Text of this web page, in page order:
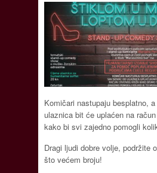
Komičari nastupaju besplatno,
ulaznica bit će uplaćen na
kako bi svi zajedno pomogli
Dragi ljudi dobre volje, podržite
što većem broju!